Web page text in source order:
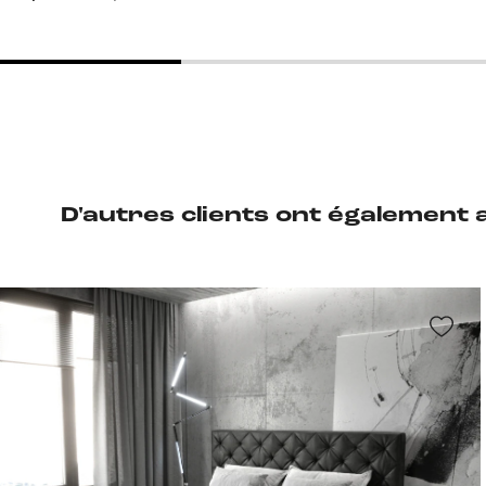
D'autres clients ont également